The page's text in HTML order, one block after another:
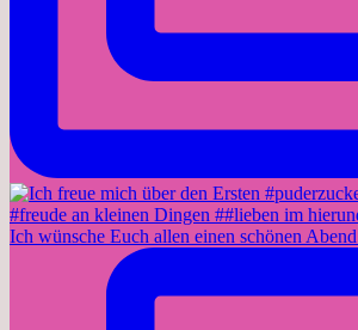
Ich wünsche Euch allen einen schönen